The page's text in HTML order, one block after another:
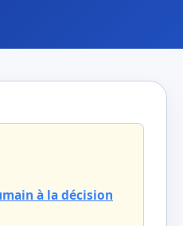
à la décision